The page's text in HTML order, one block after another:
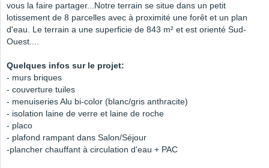
vous la faire partager...Notre terrain se situe dans un petit
lotissement de 8 parcelles avec à proximité une forêt et un plan
d'eau. Le terrain a une superficie de 843 m² et est orienté Sud-
Ouest....
Quelques infos sur le projet:
- murs briques
- couverture tuiles
- menuiseries Alu bi-color (blanc/gris anthracite)
- isolation laine de verre et laine de roche
- placo
- plafond rampant dans Salon/Séjour
-plancher chauffant à circulation d'eau + PAC